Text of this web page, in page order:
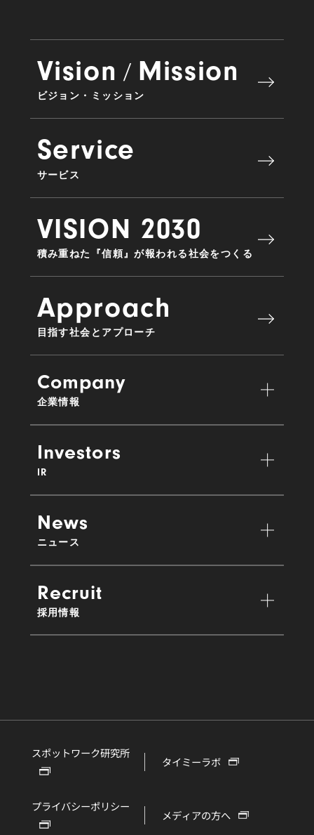
Vision / Mission
ビジョン・ミッション
Service
サービス
VISION 2030
積み重ねた『信頼』が報われる社会をつくる
Approach
目指す社会とアプローチ
Company
企業情報
Investors
IR
News
ニュース
Recruit
採用情報
スポットワーク研究所
タイミーラボ
プライバシーポリシー
メディアの方へ